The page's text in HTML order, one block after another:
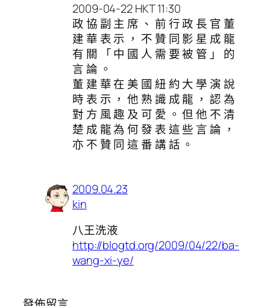
2009-04-22 HKT 11:30
政 協 副 主 席 、 前 行 政 長 官 董
建 華 表 示 ， 不 贊 同 影 星 成 龍
有 關 「 中 國 人 需 要 被 管 」 的
言 論 。
董 建 華 在 美 國 紐 約 大 學 演 說
時 表 示 ， 他 熟 識 成 龍 ， 認 為
對 方 風 趣 及 可 愛 。 但 他 不 清
楚 成 龍 為 何 發 表 這 些 言 論 ，
亦 不 贊 同 這 番 講 話 。
2009.04.23
kin
八王洗液
http://blogtd.org/2009/04/22/ba-
wang-xi-ye/